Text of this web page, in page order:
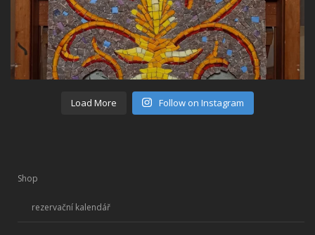
Load More Follow on Instagram
Shop
rezervační kalendář